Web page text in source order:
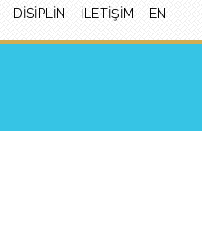
DİSİPLİN İLETIŞIM EN